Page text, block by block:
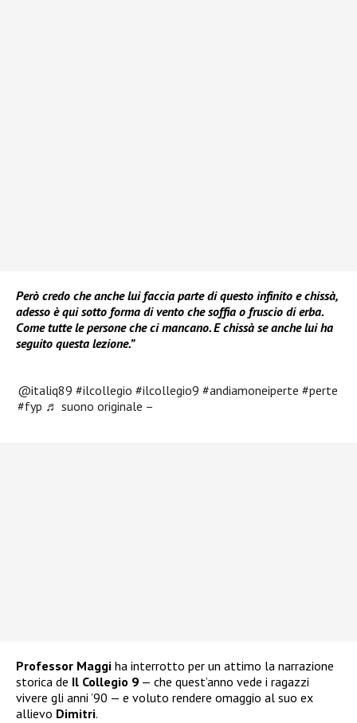
Però credo che anche lui faccia parte di questo infinito e chissà,
adesso è qui sotto forma di vento che soffia o fruscio di erba.
Come tutte le persone che ci mancano. E chissà se anche lui ha
seguito questa lezione.”
@italiq89 #ilcollegio #ilcollegio9 #andiamoneiperte #perte
#fyp ♬ suono originale –
Professor Maggi ha interrotto per un attimo la narrazione
storica de Il Collegio 9 — che quest’anno vede i ragazzi
vivere gli anni ’90 — e voluto rendere omaggio al suo ex
allievo Dimitri.